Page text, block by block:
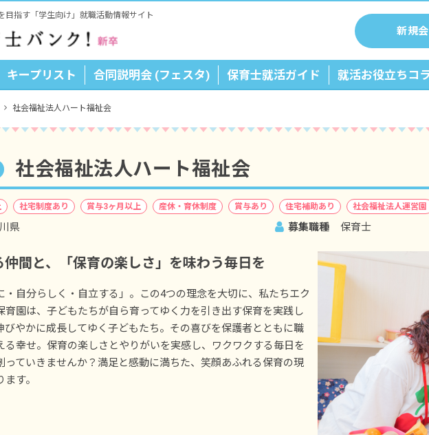
目指す「学生向け」就職活動情報サイト
新規
キープリスト 合同説明会 (フェスタ) 保育士就活ガイド 就活お役立ちコ
社会福祉法人ハート福祉会
社会福祉法人ハート福祉会
社宅制度あり 賞与3ヶ月以上 産休・育休制度 賞与あり 住宅補助あり 社会福祉法人運営園
県 募集職種 保育士
仲間と、「保育の楽しさ」を味わう毎日を
・自分らしく・自立する」。この4つの理念を大切に、私たちエク
育園は、子どもたちが自ら育ってゆく力を引き出す保育を実践し
びやかに成長してゆく子どもたち。その喜びを保護者とともに職
る幸せ。保育の楽しさとやりがいを実感し、ワクワクする毎日を
っていきませんか？満足と感動に満ちた、笑顔あふれる保育の現
す。